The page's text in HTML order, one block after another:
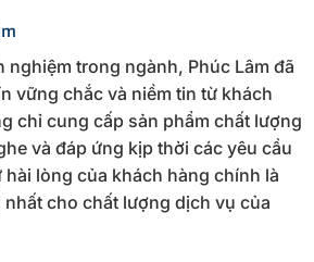
nghiệm trong ngành, Phúc Lâm đã
vững chắc và niềm tin từ khách
chỉ cung cấp sản phẩm chất lượng
và đáp ứng kịp thời các yêu cầu
hài lòng của khách hàng chính là
cho chất lượng dịch vụ của